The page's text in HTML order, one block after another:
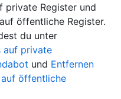
private Register und
öffentliche Register.
du unter
auf private
und Entfernen
öffentliche